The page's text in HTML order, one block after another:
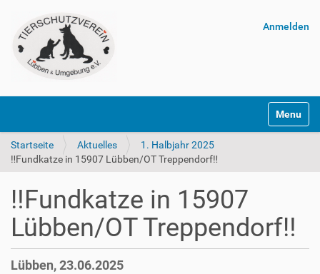
Anmelden
Startseite Aktuelles
1. Halbjahr 2025
‼️Fundkatze in 15907 Lübben/OT Treppendorf‼️
‼️Fundkatze in 15907
Lübben/OT Treppendorf‼️
Lübben, 23.06.2025